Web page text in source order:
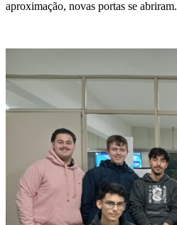
aproximação, novas portas se abriram.